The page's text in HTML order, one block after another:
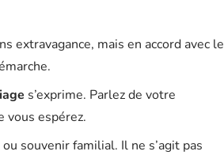
extravagance, mais en accord avec le
s’exprime. Parlez de votre
vous espérez.
souvenir familial. Il ne s’agit pas